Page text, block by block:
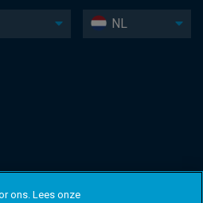
NL
ons. Lees onze